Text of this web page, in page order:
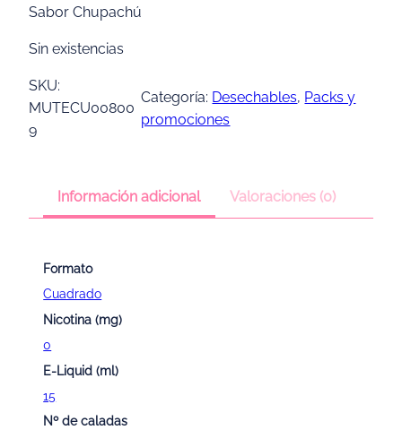
l
r
c
r
i
n
a
l
r
:
l
r
c
t
s
,
Sabor Chupachú
Sin existencias
SKU:
MUTECU00800
9
Categoría: Desechables, Packs y
promociones
Información adicional Valoraciones (0)
Formato
Cuadrado
Nicotina (mg)
0
E-Liquid (ml)
15
Nº de caladas